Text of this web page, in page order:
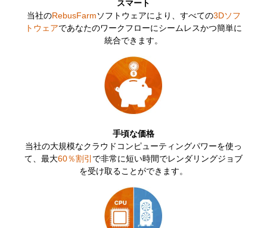
ド
スマート
当社のRebusFarmソフトウェアにより、すべての3Dソフ
トウェアであなたのワークフローにシームレスかつ簡単に
統合できます。
手頃な価格
当社の大規模なクラウドコンピューティングパワーを使っ
て、最大60％割引 で非常に短い時間でレンダリングジョブ
を受け取ることができます。